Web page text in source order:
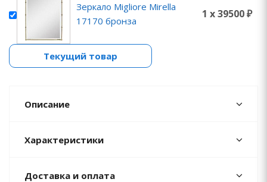
Зеркало Migliore Mirella
17170 бронза
1 x 39500 ₽
Текущий товар
Описание
Характеристики
Доставка и оплата